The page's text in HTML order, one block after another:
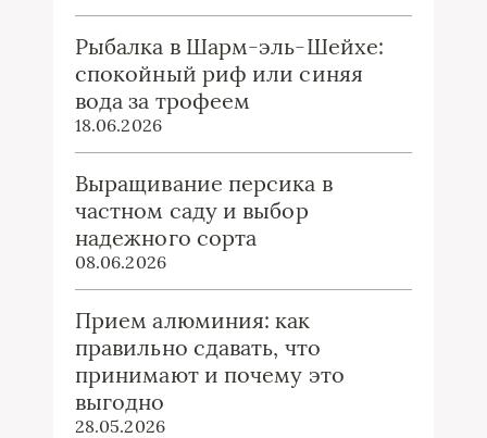
Рыбалка в Шарм-эль-Шейхе:
спокойный риф или синяя
вода за трофеем
18.06.2026
Выращивание персика в
частном саду и выбор
надежного сорта
08.06.2026
Прием алюминия: как
правильно сдавать, что
принимают и почему это
выгодно
28.05.2026